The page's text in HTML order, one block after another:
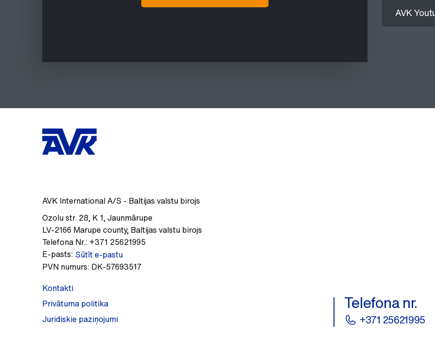
AVK
AVK International A/S - Baltijas valstu birojs
Ozolu str. 28, K 1,Jaunmārupe
LV-2166 Marupe county, Baltijas valstu birojs
Telefona Nr.: +371 25621995
E-pasts: Sūtīt e-pastu
PVN numurs: DK-57693517
Kontakti
Privātuma politika
Juridiskie paziņojumi
Telefona nr.
+371 25621995